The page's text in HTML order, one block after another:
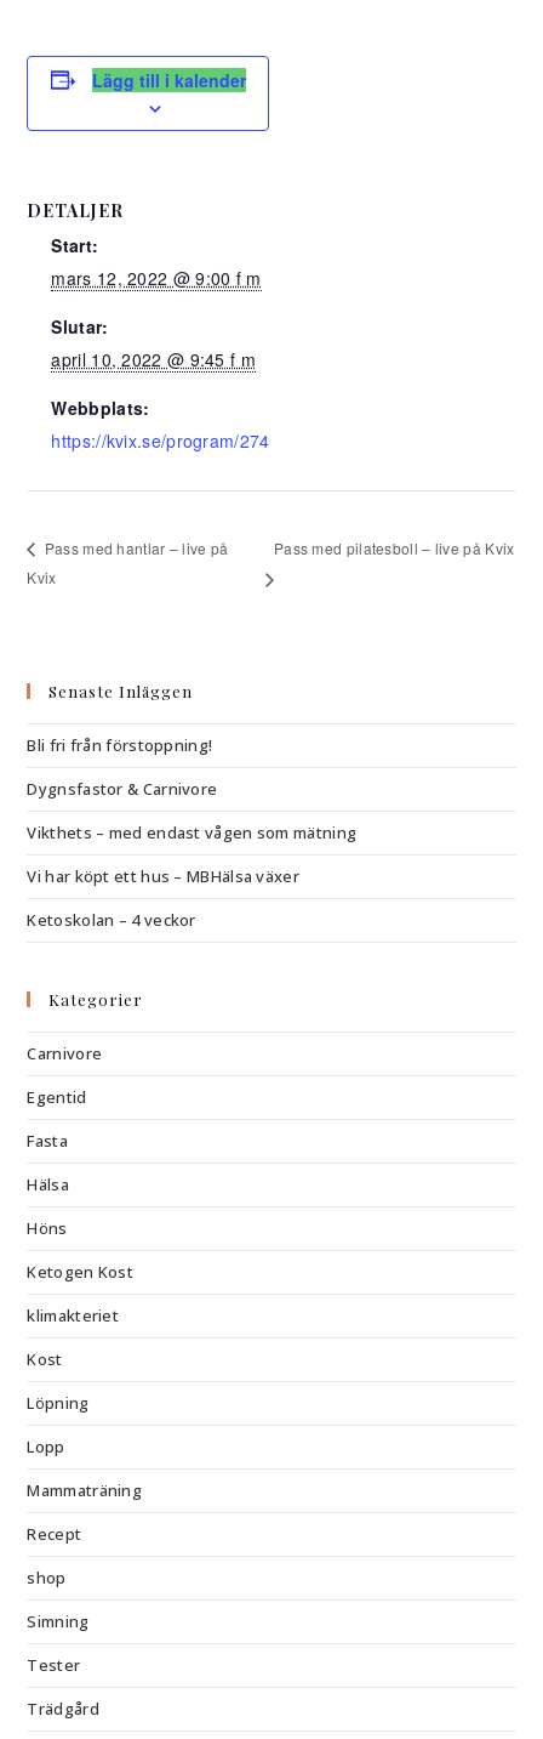
Lägg till i kalender
DETALJER
Start:
mars 12, 2022 @ 9:00 f m
Slutar:
april 10, 2022 @ 9:45 f m
Webbplats:
https://kvix.se/program/274
Pass med hantlar – live på
Kvix
Pass med pilatesboll – live på Kvix
Senaste Inläggen
Bli fri från förstoppning!
Dygnsfastor & Carnivore
Vikthets – med endast vågen som mätning
Vi har köpt ett hus – MBHälsa växer
Ketoskolan – 4 veckor
Kategorier
Carnivore
Egentid
Fasta
Hälsa
Höns
Ketogen Kost
klimakteriet
Kost
Löpning
Lopp
Mammaträning
Recept
shop
Simning
Tester
Trädgård